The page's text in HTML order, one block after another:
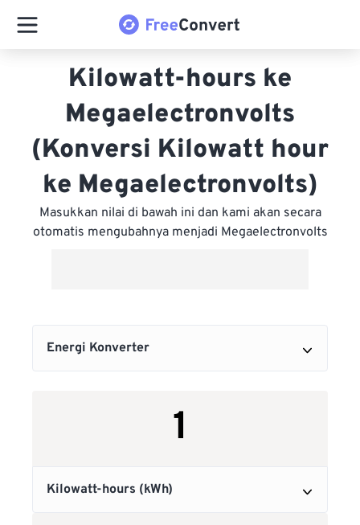
Kilowatt-hours ke
Megaelectronvolts
(Konversi Kilowatt hour
ke Megaelectronvolts)
Masukkan nilai di bawah ini dan kami akan secara
otomatis mengubahnya menjadi Megaelectronvolts